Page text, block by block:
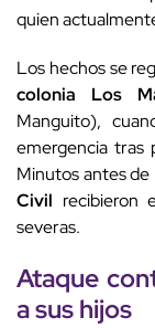
quien
Los hechos se
colonia Los
Manguito),
emergencia tras
Minutos antes de
Civil recibieron
severas.
Ataque
a sus hijos